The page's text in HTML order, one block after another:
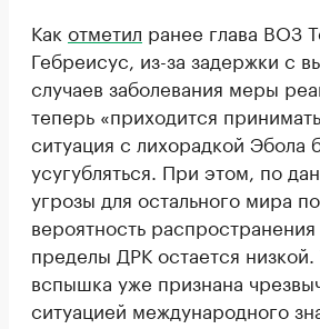
Как отметил ранее глава ВОЗ
Гебреисус, из-за задержки с
случаев заболевания меры
теперь «приходится
ситуация с лихорадкой Эбола
усугубляться. При этом, по
угрозы для остального мира
вероятность
пределы ДРК остается
вспышка уже признана
ситуацией международного